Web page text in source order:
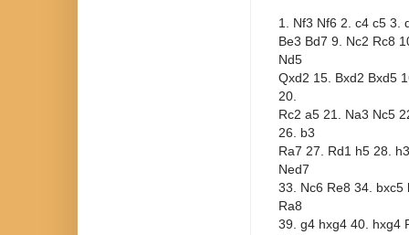
1. Nf3 Nf6 2. c4 c5 3.
Be3 Bd7 9. Nc2 Rc8
Nd5
Qxd2 15. Bxd2 Bxd5
20.
Rc2 a5 21. Na3 Nc5
26. b3
Ra7 27. Rd1 h5 28.
Ned7
33. Nc6 Re8 34. bxc5
Ra8
39. g4 hxg4 40. hxg4